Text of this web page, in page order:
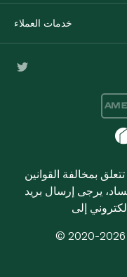
خدمات العملاء
بمخالفة القوانين
يرجى إرسال بريد